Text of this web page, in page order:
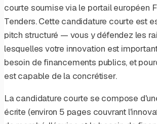
courte soumise via le portail européen
Tenders. Cette candidature courte est
pitch structuré — vous y défendez les
lesquelles votre innovation est
besoin de financements publics, et
est capable de la concrétiser.
La candidature courte se compose
écrite (environ 5 pages couvrant